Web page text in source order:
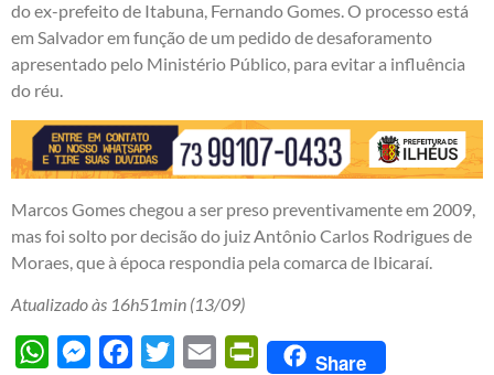
do ex-prefeito de Itabuna, Fernando Gomes. O processo está
em Salvador em função de um pedido de desaforamento
apresentado pelo Ministério Público, para evitar a influência
do réu.
Marcos Gomes chegou a ser preso preventivamente em 2009,
mas foi solto por decisão do juiz Antônio Carlos Rodrigues de
Moraes, que à época respondia pela comarca de Ibicaraí.
Atualizado às 16h51min (13/09)
WhatsAppMessengerFacebook
Twitter Email PrintFriendly
Share